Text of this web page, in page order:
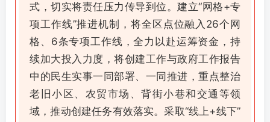
式，切实将责任压力传导到位。建立“网格+专
项工作线”推进机制，将全区点位融入26个网
格、6条专项工作线，全力以赴运筹资金，持
续加大投入力度，将创建工作与政府工作报告
中的民生实事一同部署、一同推进，重点整治
老旧小区、农贸市场、背街小巷和交通等领
域，推动创建任务有效落实。采取“线上+线下”